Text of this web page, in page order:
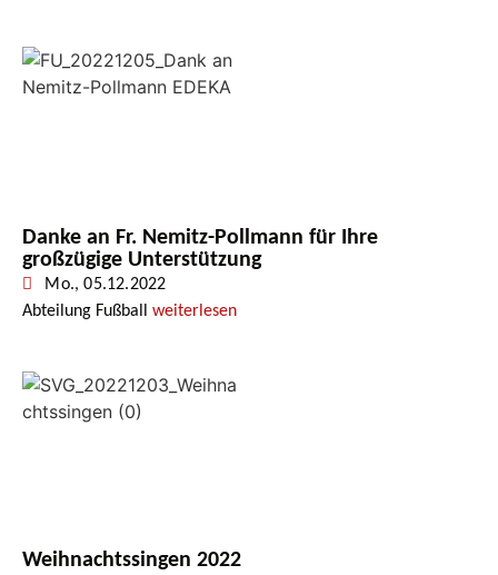
Danke an Fr. Nemitz-Pollmann für Ihre
großzügige Unterstützung
Mo., 05.12.2022
Abteilung Fußball weiterlesen
Weihnachtssingen 2022